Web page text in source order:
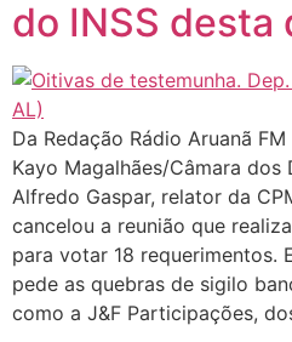
do INSS
Da Redação Rádio Aruanã
Kayo Magalhães/Câmara
Alfredo Gaspar, relator da
cancelou a reunião que
para votar 18 requerimentos.
pede as quebras de sigilo
como a J&F Participações,